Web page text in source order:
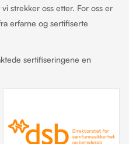
strekker oss etter. For oss er
erfarne og sertifiserte
sertifiseringene en